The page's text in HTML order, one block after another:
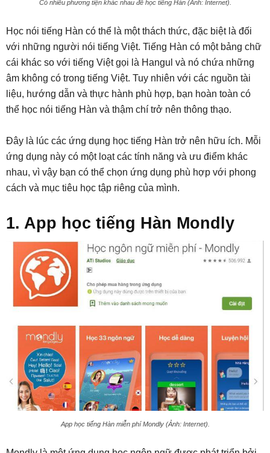
Có nhiều phương tiện khác nhau để học tiếng Hàn (Ảnh: Internet).
Học nói tiếng Hàn có thể là một thách thức, đặc biệt là đối
với những người nói tiếng Việt. Tiếng Hàn có một bảng chữ
cái khác so với tiếng Việt gọi là Hangul và nó chứa những
âm không có trong tiếng Việt. Tuy nhiên với các nguồn tài
liệu, hướng dẫn và thực hành phù hợp, bạn hoàn toàn có
thể học nói tiếng Hàn và thậm chí trở nên thông thạo.
Đây là lúc các ứng dụng học tiếng Hàn trở nên hữu ích. Mỗi
ứng dụng này có một loạt các tính năng và ưu điểm khác
nhau, vì vậy bạn có thể chọn ứng dụng phù hợp với phong
cách và mục tiêu học tập riêng của mình.
1. App học tiếng Hàn Mondly
App học tiếng Hàn miễn phí Mondly (Ảnh: Internet).